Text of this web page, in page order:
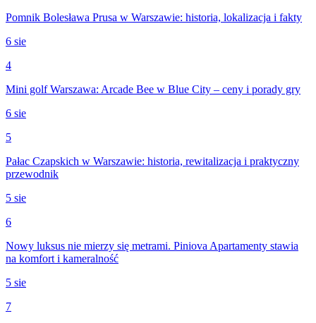
Pomnik Bolesława Prusa w Warszawie: historia, lokalizacja i fakty
6 sie
4
Mini golf Warszawa: Arcade Bee w Blue City – ceny i porady gry
6 sie
5
Pałac Czapskich w Warszawie: historia, rewitalizacja i praktyczny
przewodnik
5 sie
6
Nowy luksus nie mierzy się metrami. Piniova Apartamenty stawia
na komfort i kameralność
5 sie
7